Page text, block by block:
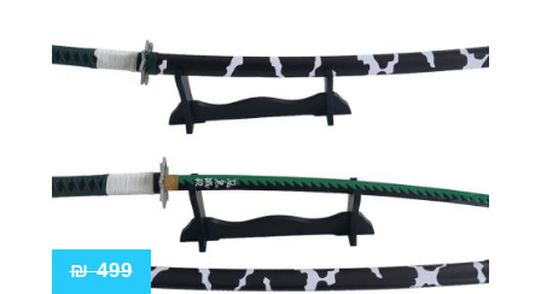
499
₪